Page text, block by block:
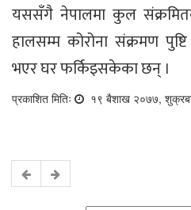
यससँगै नेपालमा कुल
हालसम्म कोरोना संक्रमण
भएर घर फर्किइसकेका छन् ।
प्रकाशित मितिः १९ बैशाख २०७७,